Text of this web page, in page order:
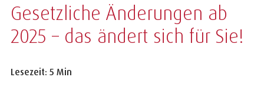
Gesetzliche Änderungen ab
2025 – das ändert sich für Sie!
Lesezeit: 5 Min